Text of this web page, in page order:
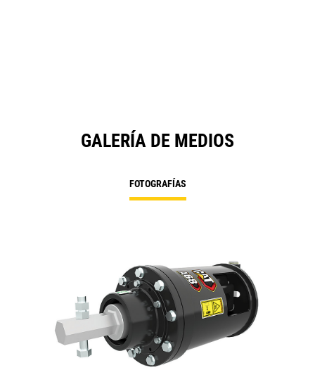
GALERÍA DE MEDIOS
FOTOGRAFÍAS